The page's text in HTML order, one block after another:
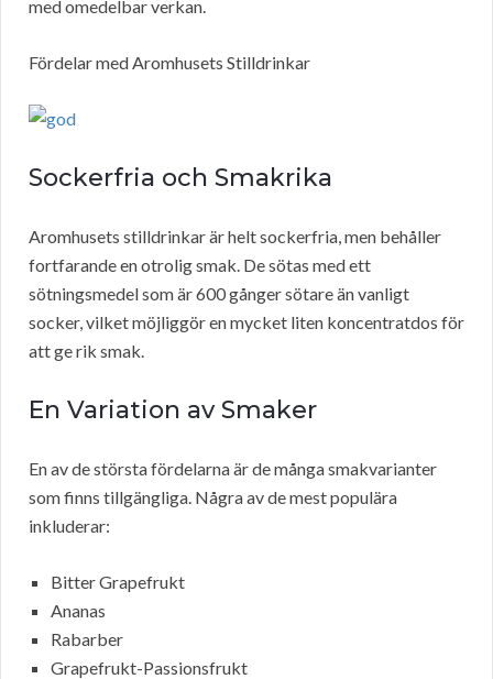
med omedelbar verkan.
Fördelar med Aromhusets Stilldrinkar
Sockerfria och Smakrika
Aromhusets stilldrinkar är helt sockerfria, men behåller
fortfarande en otrolig smak. De sötas med ett
sötningsmedel som är 600 gånger sötare än vanligt
socker, vilket möjliggör en mycket liten koncentratdos för
att ge rik smak.
En Variation av Smaker
En av de största fördelarna är de många smakvarianter
som finns tillgängliga. Några av de mest populära
inkluderar:
Bitter Grapefrukt
Ananas
Rabarber
Grapefrukt-Passionsfrukt